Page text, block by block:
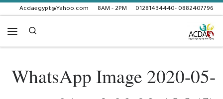
Skip to content
0882407796 -01281434440
8AM - 2PM
Acdaegypt@Yahoo.com
Search
WhatsApp Image 2020-05-